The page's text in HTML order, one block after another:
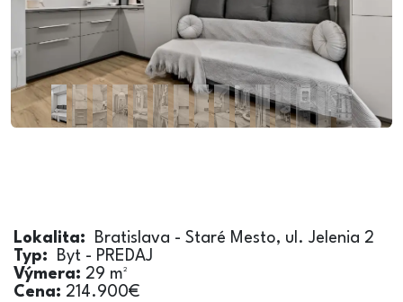
Lokalita:
Bratislava - Staré Mesto, ul. Jelenia 2
Typ:
Byt - PREDAJ
Výmera: 29 m²
Cena: 214.900€